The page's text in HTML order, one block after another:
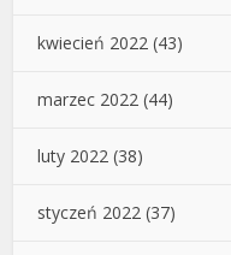
kwiecień 2022 (43)
marzec 2022 (44)
luty 2022 (38)
styczeń 2022 (37)